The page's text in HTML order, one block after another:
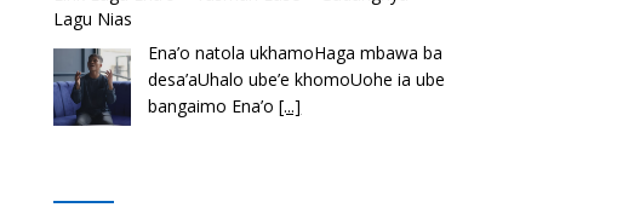
Lagu Nias
Ena’o natola ukhamoHaga mbawa ba
desa’aUhalo ube’e khomoUohe ia ube
bangaimo Ena’o[...]